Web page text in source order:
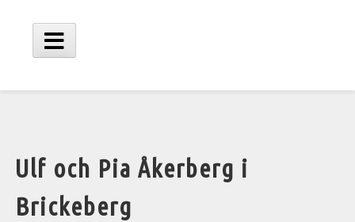
innehåll
Huvudmeny
Ulf och Pia Åkerberg i
Brickeberg